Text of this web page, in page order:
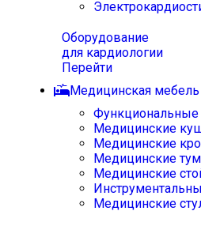
Оборудование
для кардиологии
Перейти
Медицинская мебель
Функциональные
Медицинские
Медицинские
Медицинские
Медицинские
Медицинские